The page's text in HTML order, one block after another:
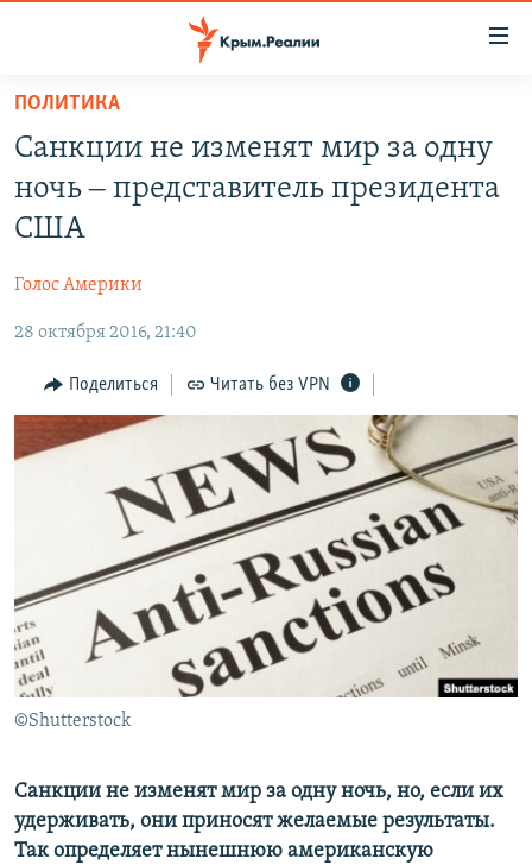
Вернуться
основному
содержанию
Вернутся
главной
навигации
Вернутся
поиску
СПЕЦПРОЕКТЫ
ГРУЗ 200
11 ЛЕТ ОККУПАЦИИ КРЫМА. 11 ИСТОРИЙ СОПРОТИВЛЕНИЯ
ВОДА
ЕЩЕ
ИНТЕРАКТИВ
ИНФОГРАФИКА
ТЕЛЕПРОЕКТ КРЫМ.РЕАЛИИ
СОВЕТЫ ПРАВОЗАЩИТНИКОВ
ПРОПАВШИЕ БЕЗ ВЕСТИ
ПОБЕДИТЕЛЕЙ НЕ СУДЯТ?
КРЫМ.НЕПОКОРЕННЫЙ
УКРАИНСКАЯ ПРОБЛЕМА КРЫМА
РАДІО СВОБОДА
КАК ОБОЙТИ БЛОКИРОВКУ
Українською
Qırımtatar
ПРИСОЕДИНЯЙТЕСЬ!
Все сайты RFE/RL
ПОЛИТИКА
Санкции не изменят мир за одну
ночь ‒ представитель президента
США
Голос Америки
28 октября 2016, 21:40
Поделиться Читать без VPN
©Shutterstock
Санкции не изменят мир за одну ночь, но, если их
удерживать, они приносят желаемые результаты.
Так определяет нынешнюю американскую